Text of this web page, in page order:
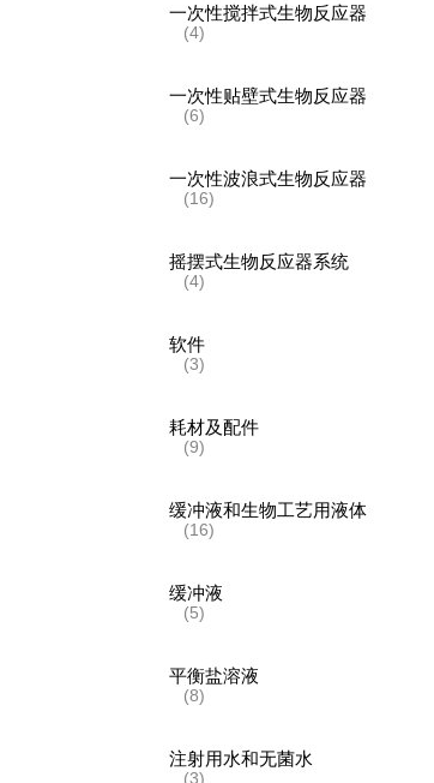
一次性搅拌式生物反应器
(4)
一次性贴壁式生物反应器
(6)
一次性波浪式生物反应器
(16)
摇摆式生物反应器系统
(4)
软件
(3)
耗材及配件
(9)
缓冲液和生物工艺用液体
(16)
缓冲液
(5)
平衡盐溶液
(8)
注射用水和无菌水
(3)